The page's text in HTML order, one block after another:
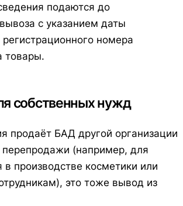
подаются до
с указанием даты
регистрационного номера
товары.
собственных нужд
продаёт БАД другой организации
(например, для
в производстве косметики или
это тоже вывод из